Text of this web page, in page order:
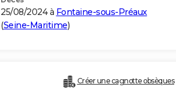
25/08/2024 à Fontaine-sous-Préaux
(Seine-Maritime)
Créer une cagnotte obsèques